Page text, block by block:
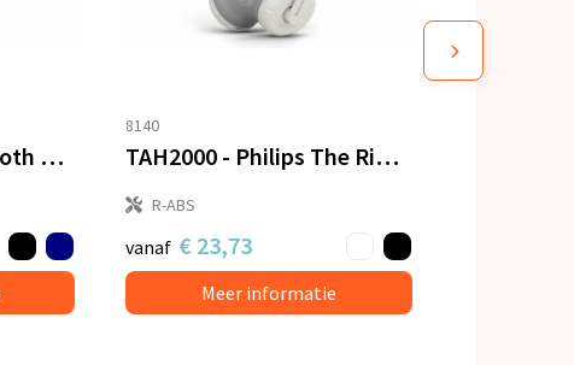
M-272 | Muse Bluetooth Headphones
8140
TAH2000 - Philips The Ringo Draadloze on-ear-koptelefoon
R-ABS
vanaf € 23,73
Meer informatie